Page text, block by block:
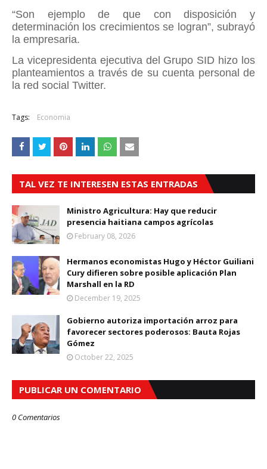
“Son ejemplo de que con disposición y
determinación los crecimientos se logran”, subrayó
la empresaria.
La vicepresidenta ejecutiva del Grupo SID hizo los
planteamientos a través de su cuenta personal de
la red social Twitter.
Tags: Economia
TAL VEZ TE INTERESEN ESTAS ENTRADAS
Ministro Agricultura: Hay que reducir
presencia haitiana campos agrícolas
February 08, 2026
Hermanos economistas Hugo y Héctor Guiliani
Cury difieren sobre posible aplicación Plan
Marshall en la RD
December 19, 2025
Gobierno autoriza importación arroz para
favorecer sectores poderosos: Bauta Rojas
Gómez
October 22, 2025
PUBLICAR UN COMENTARIO
0 Comentarios